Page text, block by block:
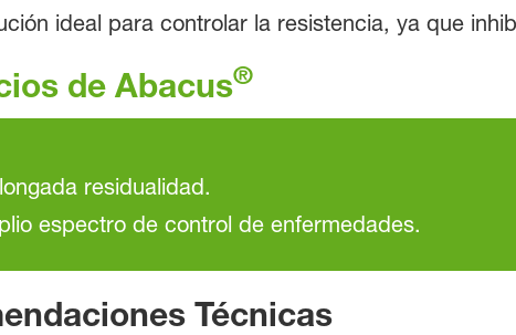
ideal para controlar la resistencia, ya que
de Abacus®
residualidad.
espectro de control de enfermedades.
Técnicas